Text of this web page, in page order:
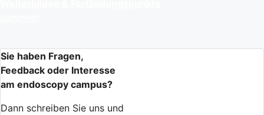
Sie haben Fragen,
Feedback oder Interesse
am endoscopy campus?
Dann schreiben Sie uns und